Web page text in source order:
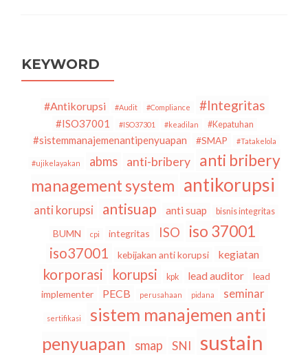
Manajemen
KEYWORD
#Antikorupsi #Audit #Compliance #Integritas
#ISO37001 #ISO37301 #keadilan #Kepatuhan
#sistemmanajemenantipenyuapan #SMAP #Tatakelola
#ujikelayakan abms anti-bribery
anti bribery
management system antikorupsi
anti korupsi antisuap anti suap bisnis integritas
BUMN cpi integritas ISO iso 37001
iso37001 kebijakan anti korupsi kegiatan
korporasi korupsi kpk lead auditor
lead
implementer
PECB perusahaan pidana seminar
sertifikasi
sistem manajemen anti
penyuapan
smap SNI sustain